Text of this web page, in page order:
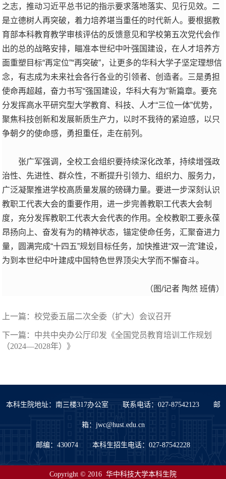
之志，推动习近平总书记的指示要求落地落实、见行见效。二
是立德树人再突破，着力培养堪当重任的时代新人。要根据教
育部本科教育教学审核评估的反馈意见和学校第五次党代会作
出的总的战略安排，瞄准本世纪中叶强国建设，在人才培养方
面重塑目标“再定位”“再突破”，让更多的华科大学子坚定理想信
念，有志成为未来社会各行各业的引领者、创造者。三是勇担
使命再超越，奋力书写“强国建设，华科大有为”新篇章。要充
分发挥高水平研究型大学教育、科技、人才“三位一体”优势，
聚焦科技创新和发展新质生产力，以时不我待的紧迫感，以只
争朝夕的使命感，勇担重任，走在前列。
张广军强调，全校工会组织要持续深化改革，持续增强政
治性、先进性、群众性，不断提升引领力、组织力、服务力，
广泛凝聚推进学校高质量发展的磅礴力量。要进一步深刻认识
教职工代表大会的重要作用，进一步完善教职工代表大会制
度，充分发挥教职工代表大会代表的作用。全校教职工要永葆
昂扬向上、奋发有为的精神状态，锚定使命任务，汇聚奋进力
量，圆满完成“十四五”规划目标任务，加快推进“双一流”建设，
为到本世纪中叶建成中国特色世界顶尖大学而不懈奋斗。
（图/记者 陶然 班倩）
上一篇：校党委五届二次全委（扩大）会议召开
下一篇： 中共中央办公厅印发《全国党员教育培训工作规划
（2024—2028年）》
本科生院地址：南三楼317办公室 联系电话：027-87542123 邮
箱：jwc@hust.edu.cn
邮编：430074 本科生招生电话：027-87542228
Copyright © 2016 华中科技大学本科生院